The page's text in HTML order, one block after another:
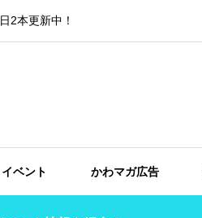
2本更新中！
イベント かわマガ広告